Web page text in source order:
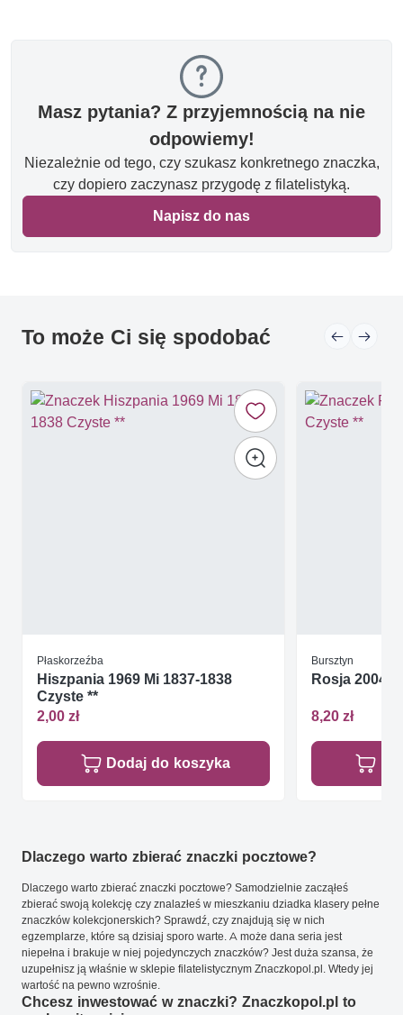
Masz pytania? Z przyjemnością na nie
odpowiemy!
Niezależnie od tego, czy szukasz konkretnego znaczka,
czy dopiero zaczynasz przygodę z filatelistyką.
Napisz do nas
To może Ci się spodobać
Płaskorzeźba
Hiszpania 1969 Mi 1837-1838
Czyste **
2,00 zł
Dodaj do koszyka
Bursztyn
Rosja 2004
8,20 zł
Dlaczego warto zbierać znaczki pocztowe?
Dlaczego warto zbierać znaczki pocztowe? Samodzielnie zacząłeś
zbierać swoją kolekcję czy znalazłeś w mieszkaniu dziadka klasery pełne
znaczków kolekcjonerskich? Sprawdź, czy znajdują się w nich
egzemplarze, które są dzisiaj sporo warte. A może dana seria jest
niepełna i brakuje w niej pojedynczych znaczków? Jest duża szansa, że
uzupełnisz ją właśnie w sklepie filatelistycznym Znaczkopol.pl. Wtedy jej
wartość na pewno wzrośnie.
Chcesz inwestować w znaczki? Znaczkopol.pl to